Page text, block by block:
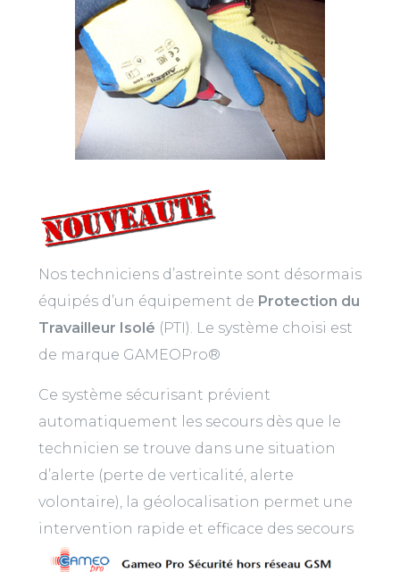
Nos techniciens d’astreinte sont désormais
équipés d’un équipement de Protection du
Travailleur Isolé (PTI). Le système choisi est
de marque GAMEOPro®
Ce système sécurisant prévient
automatiquement les secours dès que le
technicien se trouve dans une situation
d’alerte (perte de verticalité, alerte
volontaire), la géolocalisation permet une
intervention rapide et efficace des secours